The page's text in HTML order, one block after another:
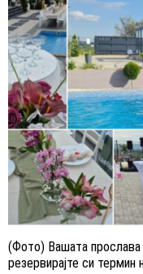
(Фото) Вашата прослава
резервирајте си термин